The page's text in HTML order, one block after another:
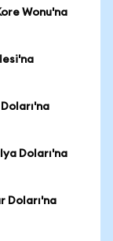
Wonu'na
Doları'na
Doları'na